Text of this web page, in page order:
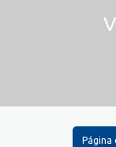
Página